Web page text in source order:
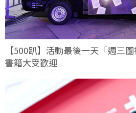
【500趴】活動最後一天「週三
書籍大受歡迎